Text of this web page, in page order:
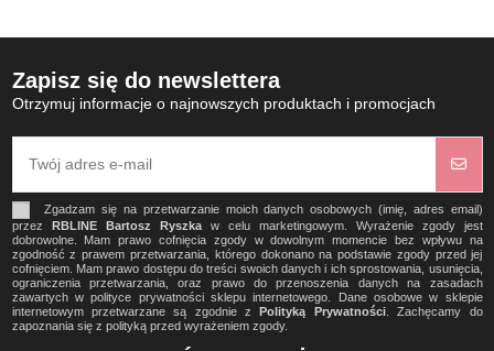
Zapisz się do newslettera
Otrzymuj informacje o najnowszych produktach i promocjach
Zgadzam się na przetwarzanie moich danych osobowych (imię, adres email)
przez
RBLINE Bartosz Ryszkaw celu marketingowym. Wyrażenie zgody jest
dobrowolne. Mam prawo cofnięcia zgody w dowolnym momencie bez wpływu na
zgodność z prawem przetwarzania, którego dokonano na podstawie zgody przed jej
cofnięciem. Mam prawo dostępu do treści swoich danych i ich sprostowania, usunięcia,
ograniczenia przetwarzania, oraz prawo do przenoszenia danych na zasadach
zawartych w polityce prywatności sklepu internetowego. Dane osobowe w sklepie
internetowym przetwarzane są zgodnie z
Polityką Prywatności. Zachęcamy do
zapoznania się z polityką przed wyrażeniem zgody.